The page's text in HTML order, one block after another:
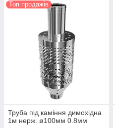
Топ продажів
Труба під каміння димохідна
1м нерж. ø100мм 0.8мм